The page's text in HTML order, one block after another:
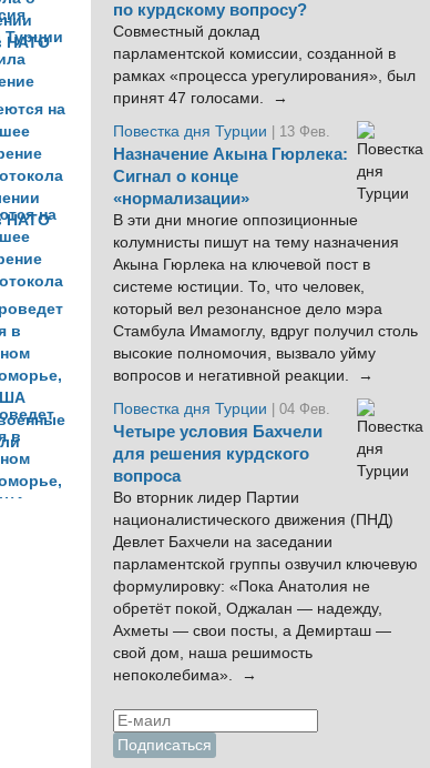
Турции
о
НАТО
на
НАТО
в
по курдскому вопросу?
Совместный доклад
парламентской комиссии, созданной в
рамках «процесса урегулирования», был
принят 47 голосами. →
Повестка дня Турции
| 13 Фев.
Назначение Акына Гюрлека:
Сигнал о конце
«нормализации»
В эти дни многие оппозиционные
колумнисты пишут на тему назначения
Акына Гюрлека на ключевой пост в
системе юстиции. То, что человек,
который вел резонансное дело мэра
Стамбула Имамоглу, вдруг получил столь
высокие полномочия, вызвало уйму
вопросов и негативной реакции. →
Повестка дня Турции
| 04 Фев.
Четыре условия Бахчели
для решения курдского
вопроса
Во вторник лидер Партии
националистического движения (ПНД)
Девлет Бахчели на заседании
парламентской группы озвучил ключевую
формулировку: «Пока Анатолия не
обретёт покой, Оджалан — надежду,
Ахметы — свои посты, а Демирташ —
свой дом, наша решимость
непоколебима». →